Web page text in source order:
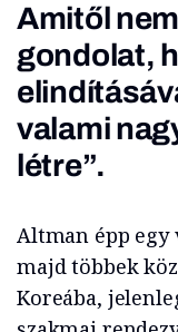
Amitől
gondolat,
valami
létre”.
Altman épp
majd többek
Koreába,